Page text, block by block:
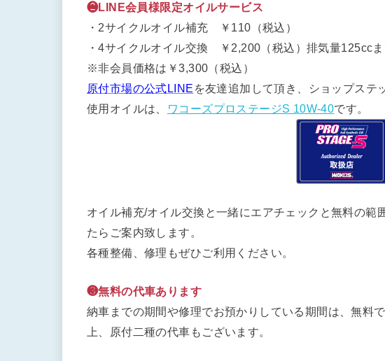
❷LINE会員様限定オイルサービス
・2サイクルオイル補充 ￥110（税込）
・4サイクルオイル交換 ￥2,200（税込）排気量125cc
※非会員価格は￥3,300（税込）
原付市場の公式LINE を友達追加して頂き、ショップステ
使用オイルは、
ワコーズプロステージS 10W-40です。
オイル補充/オイル交換と一緒にエアチェックと無料の範
たらご案内致します。
各種整備、修理もぜひご利用ください。
❸無料の代車あります
納車までの期間や修理でお預かりしている期間は、無料
上、原付二種の代車もございます。